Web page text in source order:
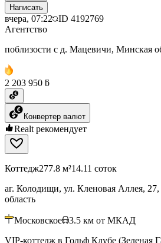
Написать
вчера, 07:22 ID 4192769
Агентство
поблизости с д. Мацевичи, Минская
2 203 950 ƃ
Конвертер валют
Realt рекомендует
Коттедж277.8 м²14.11 соток
аг. Колодищи, ул. Кленовая Аллея,
область
Московское 3.5 км от МКАД
VIP-коттедж в Гольф Клубе